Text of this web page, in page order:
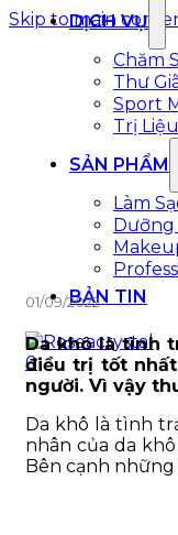
Skip to main
DỊCH VỤ
Chăm
Thư
Sport
Trị
SẢN PHẨM
Làm
Dưỡng
BẢN TIN
0
01/09/2022
Da khô là tình
điều trị tốt
người. Vì vậy
Da khô là tình
nhân của da
Bên cạnh